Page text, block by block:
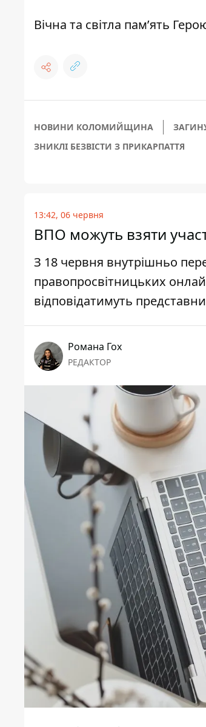
Вічна та світла памʼять
НОВИНИ КОЛОМИЙЩИНА
ЗНИКЛІ БЕЗВІСТИ З ПРИКАРПАТТЯ
13:42, 06 червня
ВПО можуть взяти
З 18 червня внутрішньо
правопросвітницьких
відповідатимуть
Романа Гох
РЕДАКТОР